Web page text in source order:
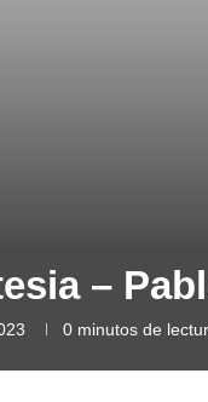
–
0 minutos de